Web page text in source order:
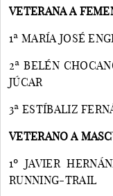
VETERANA A
1ª MARÍA JOSÉ
2ª BELÉN
JÚCAR
3ª ESTÍBALIZ
VETERANO A
1º JAVIER
RUNNING-TRAIL